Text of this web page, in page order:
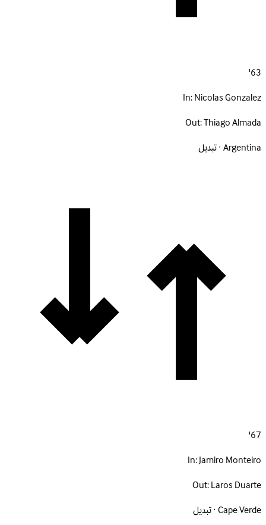
63'
In:Nicolas Gonzalez
Out:Thiago Almada
Argentina · تبديل
67'
In:Jamiro Monteiro
Out:Laros Duarte
Cape Verde · تبديل